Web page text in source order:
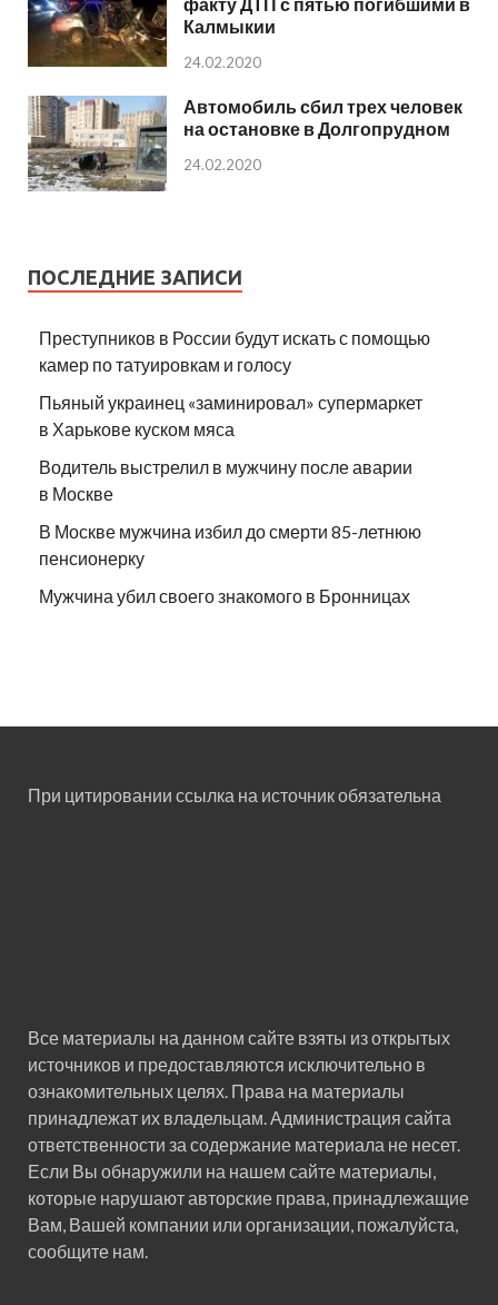
Калмыкии
24.02.2020
Автомобиль сбил трех человек
на остановке в Долгопрудном
24.02.2020
ПОСЛЕДНИЕ ЗАПИСИ
Преступников в России будут искать с помощью
камер по татуировкам и голосу
Пьяный украинец «заминировал» супермаркет
в Харькове куском мяса
Водитель выстрелил в мужчину после аварии
в Москве
В Москве мужчина избил до смерти 85-летнюю
пенсионерку
Мужчина убил своего знакомого в Бронницах
При цитировании ссылка на источник обязательна
Все материалы на данном сайте взяты из открытых
источников и предоставляются исключительно в
ознакомительных целях. Права на материалы
принадлежат их владельцам. Администрация сайта
ответственности за содержание материала не несет.
Если Вы обнаружили на нашем сайте материалы,
которые нарушают авторские права, принадлежащие
Вам, Вашей компании или организации, пожалуйста,
сообщите нам.